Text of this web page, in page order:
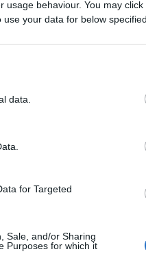
usage behaviour. You may
your data for below
data.
for Targeted
Sale, and/or Sharing
Purposes for which it
allo stesso
e delle materie
+54%.
i
coni e
al
2023, sono
anche il